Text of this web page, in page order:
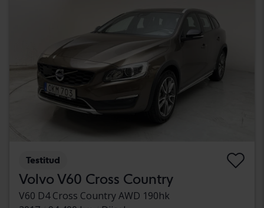
Testitud
Volvo V60 Cross Country
V60 D4 Cross Country AWD 190hk